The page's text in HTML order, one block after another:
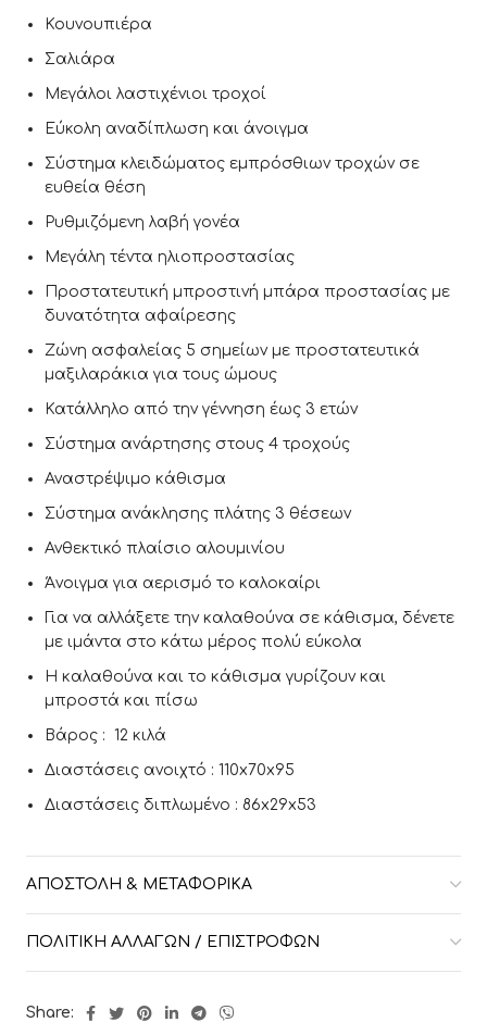
Κουνουπιέρα
Σαλιάρα
Μεγάλοι λαστιχένιοι τροχοί
Εύκολη αναδίπλωση και άνοιγμα
Σύστημα κλειδώματος εμπρόσθιων τροχών σε
ευθεία θέση
Ρυθμιζόμενη λαβή γονέα
Μεγάλη τέντα ηλιοπροστασίας
Προστατευτική μπροστινή μπάρα προστασίας με
δυνατότητα αφαίρεσης
Ζώνη ασφαλείας 5 σημείων με προστατευτικά
μαξιλαράκια για τους ώμους
Κατάλληλο από την γέννηση έως 3 ετών
Σύστημα ανάρτησης στους 4 τροχούς
Αναστρέψιμο κάθισμα
Σύστημα ανάκλησης πλάτης 3 θέσεων
Ανθεκτικό πλαίσιο αλουμινίου
Άνοιγμα για αερισμό το καλοκαίρι
Για να αλλάξετε την καλαθούνα σε κάθισμα, δένετε
με ιμάντα στο κάτω μέρος πολύ εύκολα
Η καλαθούνα και το κάθισμα γυρίζουν και
μπροστά και πίσω
Βάρος : 12 κιλά
Διαστάσεις ανοιχτό : 110x70x95
Διαστάσεις διπλωμένο : 86x29x53
ΑΠΟΣΤΟΛΉ & ΜΕΤΑΦΟΡΙΚΆ
ΠΟΛΙΤΙΚΉ ΑΛΛΑΓΏΝ / ΕΠΙΣΤΡΟΦΏΝ
Share: